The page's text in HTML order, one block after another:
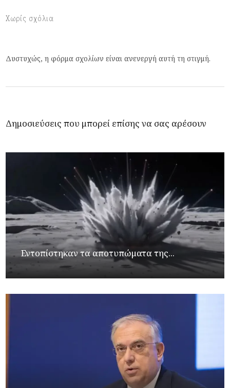
Χωρίς σχόλια
Δυστυχώς, η φόρμα σχολίων είναι ανενεργή αυτή τη στιγμή.
Δημοσιεύσεις που μπορεί επίσης να σας αρέσουν
Εντοπίστηκαν τα αποτυπώματα της...